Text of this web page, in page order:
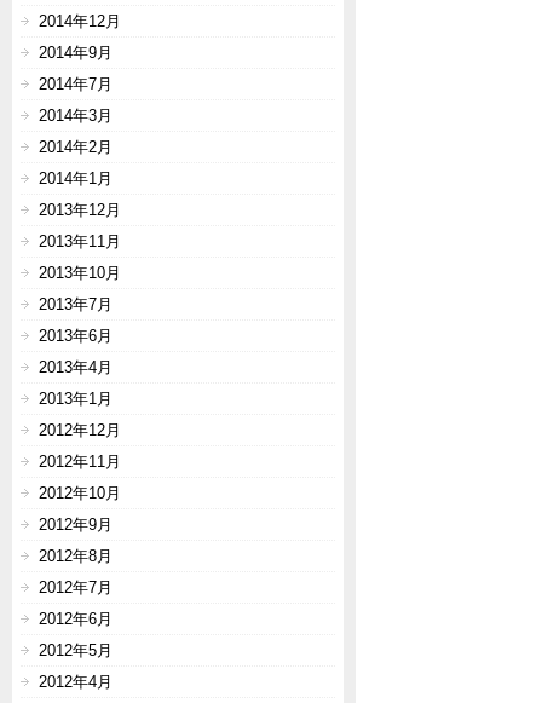
2014年12月
2014年9月
2014年7月
2014年3月
2014年2月
2014年1月
2013年12月
2013年11月
2013年10月
2013年7月
2013年6月
2013年4月
2013年1月
2012年12月
2012年11月
2012年10月
2012年9月
2012年8月
2012年7月
2012年6月
2012年5月
2012年4月